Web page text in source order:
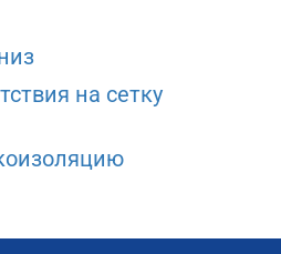
на сетку